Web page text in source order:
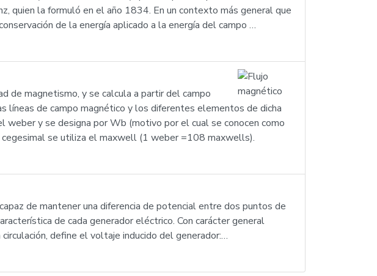
quien la formuló en el año 1834. En un contexto más general que
de la energía aplicado a la energía del campo …
de magnetismo, y se calcula a partir del campo
líneas de campo magnético y los diferentes elementos de dicha
weber y se designa por Wb (motivo por el cual se conocen como
se utiliza el maxwell (1 weber =108 maxwells).
de mantener una diferencia de potencial entre dos puntos de
de cada generador eléctrico. Con carácter general
define el voltaje inducido del generador:…